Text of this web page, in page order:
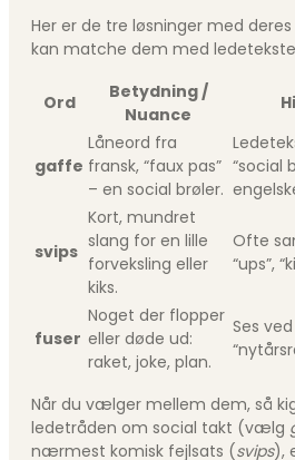
Her er de tre løsninger med
kan matche dem med
Ord
Betydning /
Nuance
gaffe
Låneord fra
fransk, “faux pas”
– en social brøler.
“social
svips
Kort, mundret
slang for en lille
forveksling eller
kiks.
Ofte
“ups”,
fuser
Noget der flopper
eller døde ud:
raket, joke, plan.
Ses ved
Når du vælger mellem dem, så
ledetråden om social takt (vælg
nærmest komisk fejlsats (svips),